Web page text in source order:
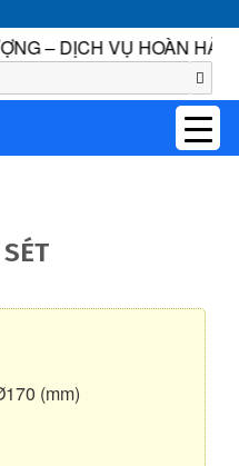
DỊCH VỤ HOÀN HẢO”
(mm)